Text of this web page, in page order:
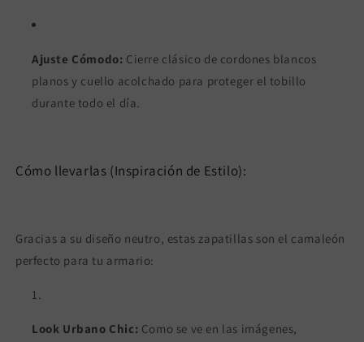
Ajuste Cómodo: Cierre clásico de cordones blancos
planos y cuello acolchado para proteger el tobillo
durante todo el día.
Cómo llevarlas (Inspiración de Estilo):
Gracias a su diseño neutro, estas zapatillas son el camaleón
perfecto para tu armario:
Look Urbano Chic: Como se ve en las imágenes,